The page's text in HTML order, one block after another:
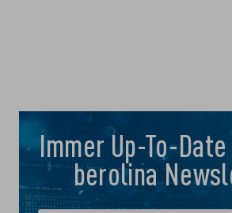
Immer Up-To-
berolina